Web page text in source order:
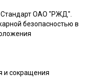
ОАО "РЖД".
безопасностью в
и сокращения